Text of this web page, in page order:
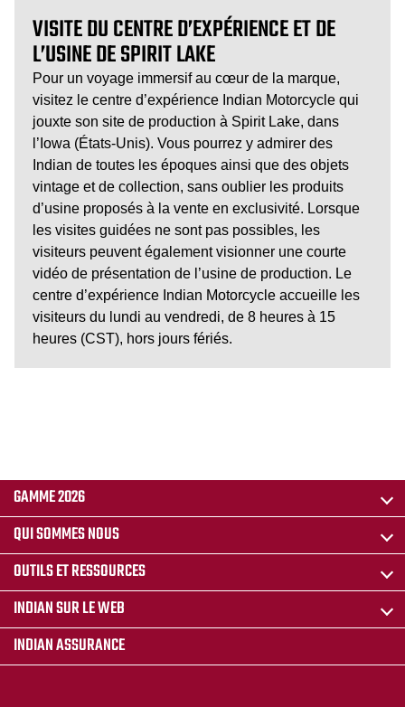
VISITE DU CENTRE D’EXPÉRIENCE ET DE
L’USINE DE SPIRIT LAKE
Pour un voyage immersif au cœur de la marque,
visitez le centre d’expérience Indian Motorcycle qui
jouxte son site de production à Spirit Lake, dans
l’Iowa (États-Unis). Vous pourrez y admirer des
Indian de toutes les époques ainsi que des objets
vintage et de collection, sans oublier les produits
d’usine proposés à la vente en exclusivité. Lorsque
les visites guidées ne sont pas possibles, les
visiteurs peuvent également visionner une courte
vidéo de présentation de l’usine de production. Le
centre d’expérience Indian Motorcycle accueille les
visiteurs du lundi au vendredi, de 8 heures à 15
heures (CST), hors jours fériés.
GAMME 2026
QUI SOMMES NOUS
OUTILS ET RESSOURCES
INDIAN SUR LE WEB
INDIAN ASSURANCE